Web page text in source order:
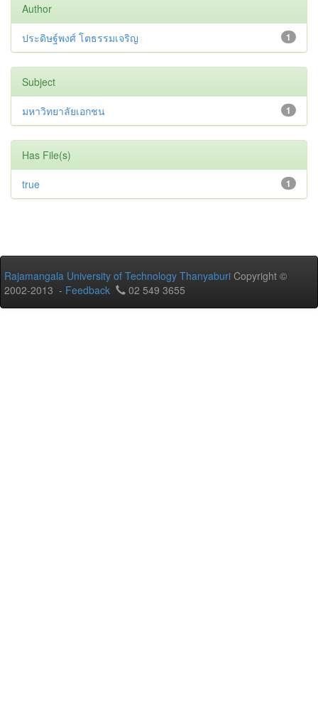
Author
1
ประดิษฐ์พงศ์ โตธรรมเจริญ
Subject
1
มหาวิทยาลัยเอกชน
Has File(s)
1
true
Rajamangala University of Technology Thanyaburi Copyright ©
2002-2013 - Feedback 02 549 3655